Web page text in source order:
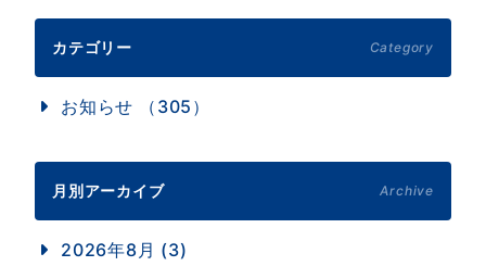
カテゴリー Category
お知らせ （305）
月別アーカイブ Archive
2026年8月 (3)